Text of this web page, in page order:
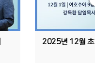
2025년 12월 초